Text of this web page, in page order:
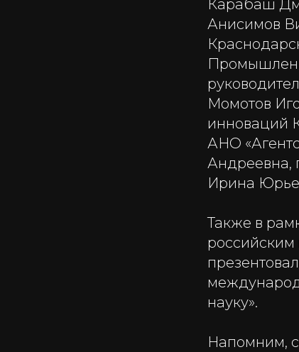
Карабаш
Анисимов
Момотов
инноваций
АНО
Андреевна,
Ирина
Также в
науку».
Напомним,